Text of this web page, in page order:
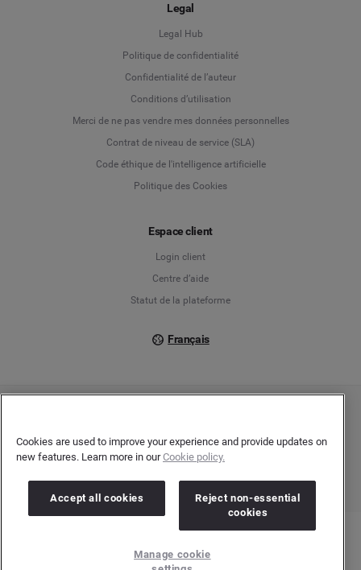
Legal
Legal Hub
Politique de confidentialité
Confidentialité de l’auteur
Conditions d’utilisation
Merci de ne pas vendre mes données personnelles
Contrat de niveau de service (SLA)
Code éthique de l'intelligence artificielle
Politique des Cookies
Espace client
Login client
Centre d’aide
Statut de la plateforme
Français
English
Español
Company number: 03898053 | N° TVA Intracommunautaire : GB 754 750 710
Cookies are used to improve your experience and provide updates on
new features. Learn more in ourCookie policy.
Accept all cookies
Reject non-essential
cookies
Manage cookie